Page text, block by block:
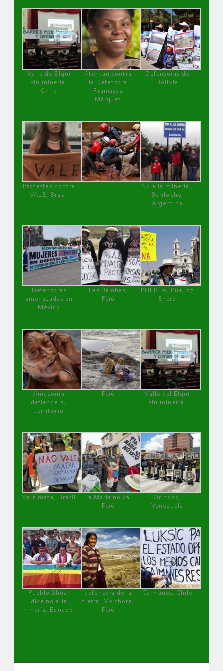
Valle de Elqui
sin minería.
Chile
Atentan contra
la Defensora
Francisca
Márquez
Defensoras de
Bolivia
Protestas contra
VALE, Brasil
No a la minería ,
Bariloche,
Argentina
Defensoras
amenazadas en
México
Las Bambas,
Perú
PUEBLA, Pue, 27
Enero
Amazonía
defiende su
territorio
Perú
Valle del Elqui
sin minería.
Vale mata, Brasil
Tía María no va !
Perú
Orinoco,
Venezuela
Pueblo Shuar
dice no a la
minería, Ecuador
defensora de la
tierra, Melchora,
Perú
Caimanes, Chile